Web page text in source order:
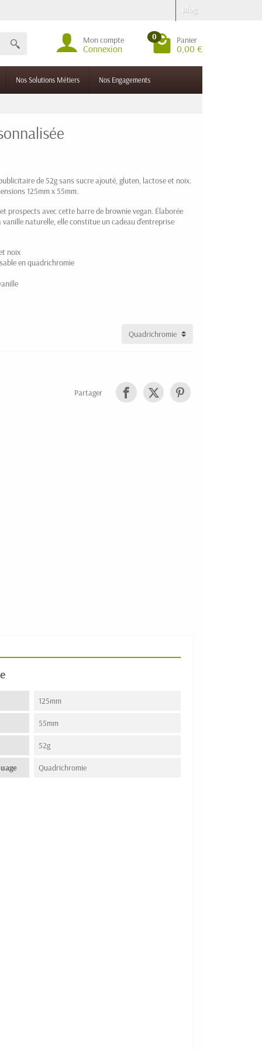
Blog
Mon compte
Connexion
0 Panier
0,00 €
Nos Solutions Métiers Nos Engagements
de 52g sans sucre ajouté, gluten, lactose et noix.
125mm x 55mm.
prospects avec cette barre de brownie vegan. Élaborée
naturelle, elle constitue un cadeau d'entreprise
noix
en quadrichromie
Partager
125mm
55mm
52g
Quadrichromie